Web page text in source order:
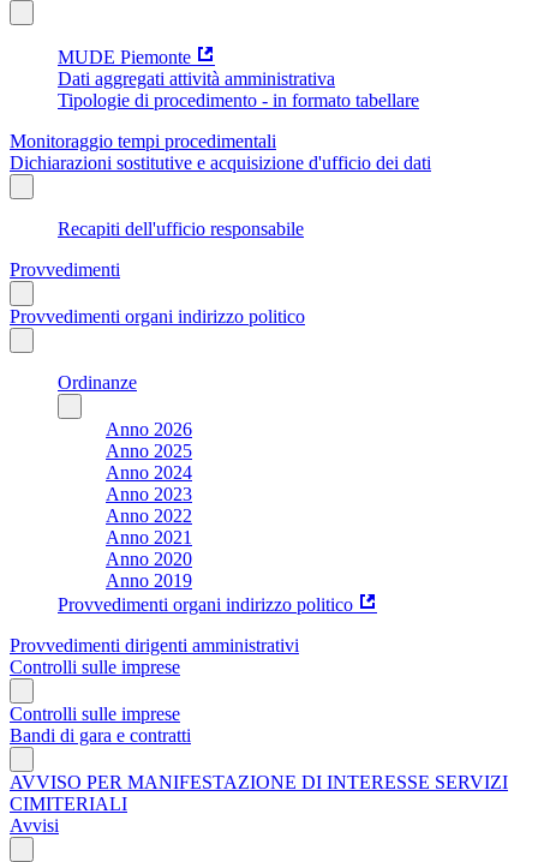
MUDE Piemonte
Dati aggregati attività amministrativa
Tipologie di procedimento - in formato tabellare
Monitoraggio tempi procedimentali
Dichiarazioni sostitutive e acquisizione d'ufficio dei dati
Recapiti dell'ufficio responsabile
Provvedimenti
Provvedimenti organi indirizzo politico
Ordinanze
Anno 2026
Anno 2025
Anno 2024
Anno 2023
Anno 2022
Anno 2021
Anno 2020
Anno 2019
Provvedimenti organi indirizzo politico
Provvedimenti dirigenti amministrativi
Controlli sulle imprese
Controlli sulle imprese
Bandi di gara e contratti
AVVISO PER MANIFESTAZIONE DI INTERESSE SERVIZI
CIMITERIALI
Avvisi